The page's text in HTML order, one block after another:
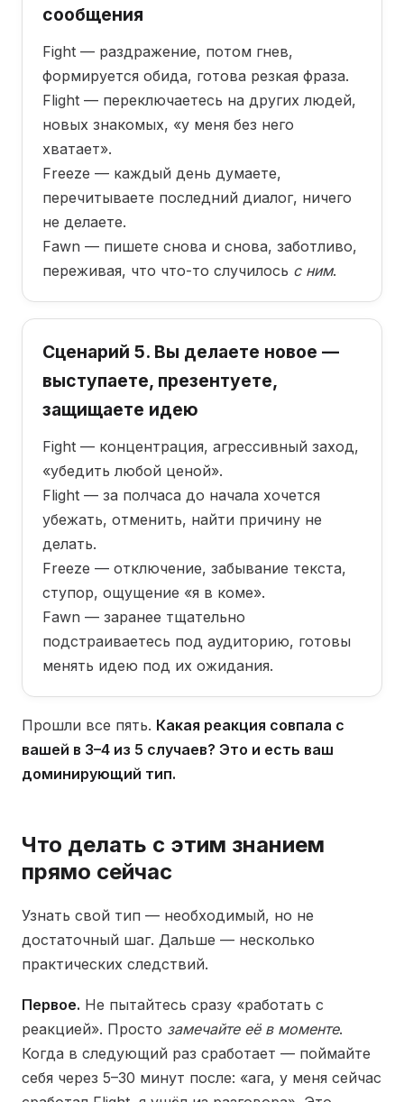
сообщения
Fight — раздражение, потом гнев,
формируется обида, готова резкая фраза.
Flight — переключаетесь на других людей,
новых знакомых, «у меня без него
хватает».
Freeze — каждый день думаете,
перечитываете последний диалог, ничего
не делаете.
Fawn — пишете снова и снова, заботливо,
переживая, что что-то случилось с ним.
Сценарий 5. Вы делаете новое —
выступаете, презентуете,
защищаете идею
Fight — концентрация, агрессивный заход,
«убедить любой ценой».
Flight — за полчаса до начала хочется
убежать, отменить, найти причину не
делать.
Freeze — отключение, забывание текста,
ступор, ощущение «я в коме».
Fawn — заранее тщательно
подстраиваетесь под аудиторию, готовы
менять идею под их ожидания.
Прошли все пять. Какая реакция совпала с
вашей в 3–4 из 5 случаев? Это и есть ваш
доминирующий тип.
Что делать с этим знанием
прямо сейчас
Узнать свой тип — необходимый, но не
достаточный шаг. Дальше — несколько
практических следствий.
Первое. Не пытайтесь сразу «работать с
реакцией». Просто замечайте её в моменте.
Когда в следующий раз сработает — поймайте
себя через 5–30 минут после: «ага, у меня сейчас